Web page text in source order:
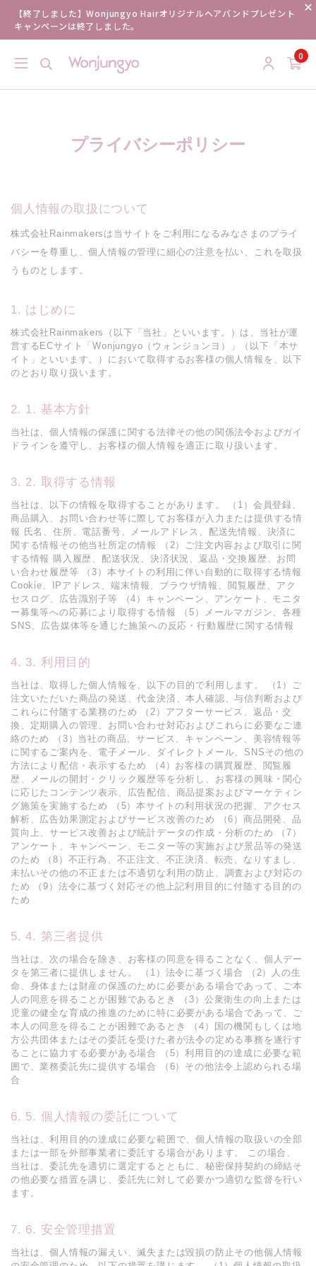
【終了しました】Wonjungyo Hairオリジナルヘアバンドプレゼント
キャンペーンは終了しました。
0
プライバシーポリシー
個人情報の取扱について
株式会社Rainmakersは当サイトをご利用になるみなさまのプライ
バシーを尊重し、個人情報の管理に細心の注意を払い、これを取扱
うものとします。
はじめに
株式会社Rainmakers（以下「当社」といいます。）は、当社が運
営するECサイト「Wonjungyo（ウォンジョンヨ）」（以下「本サ
イト」といいます。）において取得するお客様の個人情報を、以下
のとおり取り扱います。
1. 基本方針
当社は、個人情報の保護に関する法律その他の関係法令およびガイ
ドラインを遵守し、お客様の個人情報を適正に取り扱います。
2. 取得する情報
当社は、以下の情報を取得することがあります。 （1）会員登録、
商品購入、お問い合わせ等に際してお客様が入力または提供する情
報 氏名、住所、電話番号、メールアドレス、配送先情報、決済に
関する情報その他当社所定の情報 （2）ご注文内容および取引に関
する情報 購入履歴、配送状況、決済状況、返品・交換履歴、お問
い合わせ履歴等 （3）本サイトの利用に伴い自動的に取得する情報
Cookie、IPアドレス、端末情報、ブラウザ情報、閲覧履歴、アク
セスログ、広告識別子等 （4）キャンペーン、アンケート、モニタ
ー募集等への応募により取得する情報 （5）メールマガジン、各種
SNS、広告媒体等を通じた施策への反応・行動履歴に関する情報
3. 利用目的
当社は、取得した個人情報を、以下の目的で利用します。 （1）ご
注文いただいた商品の発送、代金決済、本人確認、与信判断および
これらに付随する業務のため （2）アフターサービス、返品・交
換、定期購入の管理、お問い合わせ対応およびこれらに必要なご連
絡のため （3）当社の商品、サービス、キャンペーン、美容情報等
に関するご案内を、電子メール、ダイレクトメール、SNSその他の
方法により配信・表示するため （4）お客様の購買履歴、閲覧履
歴、メールの開封・クリック履歴等を分析し、お客様の興味・関心
に応じたコンテンツ表示、広告配信、商品提案およびマーケティン
グ施策を実施するため （5）本サイトの利用状況の把握、アクセス
解析、広告効果測定およびサービス改善のため （6）商品開発、品
質向上、サービス改善および統計データの作成・分析のため （7）
アンケート、キャンペーン、モニター等の実施および景品等の発送
のため （8）不正行為、不正注文、不正決済、転売、なりすまし、
未払いその他の不正または不適切な利用の防止、調査および対応の
ため （9）法令に基づく対応その他上記利用目的に付随する目的の
ため
4. 第三者提供
当社は、次の場合を除き、お客様の同意を得ることなく、個人デー
タを第三者に提供しません。 （1）法令に基づく場合 （2）人の生
命、身体または財産の保護のために必要がある場合であって、ご本
人の同意を得ることが困難であるとき （3）公衆衛生の向上または
児童の健全な育成の推進のために特に必要がある場合であって、ご
本人の同意を得ることが困難であるとき （4）国の機関もしくは地
方公共団体またはその委託を受けた者が法令の定める事務を遂行す
ることに協力する必要がある場合 （5）利用目的の達成に必要な範
囲で、業務委託先に提供する場合 （6）その他法令上認められる場
合
5. 個人情報の委託について
当社は、利用目的の達成に必要な範囲で、個人情報の取扱いの全部
または一部を外部事業者に委託する場合があります。 この場合、
当社は、委託先を適切に選定するとともに、秘密保持契約の締結そ
の他必要な措置を講じ、委託先に対して必要かつ適切な監督を行い
ます。
6. 安全管理措置
当社は、個人情報の漏えい、滅失または毀損の防止その他個人情報